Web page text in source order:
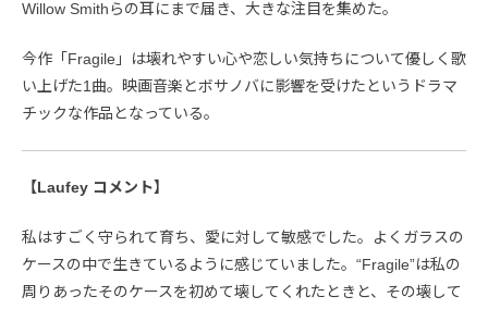
Willow Smithらの耳にまで届き、大きな注目を集めた。
今作「Fragile」は壊れやすい心や恋しい気持ちについて優しく歌
い上げた1曲。映画音楽とボサノバに影響を受けたというドラマ
チックな作品となっている。
【Laufey コメント】
私はすごく守られて育ち、愛に対して敏感でした。よくガラスの
ケースの中で生きているように感じていました。“Fragile”は私の
周りあったそのケースを初めて壊してくれたときと、その壊して